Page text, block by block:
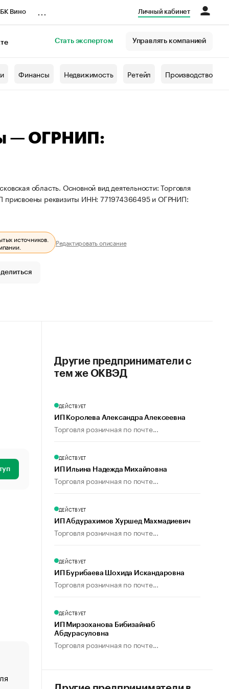
Вино Личный кабинет
Стать экспертом Управлять компанией
Финансы Недвижимость Ретейл Производство
— ОГРНИП:
область. Основной вид деятельности: Торговля
присвоены реквизиты ИНН: 771974366495 и ОГРНИП:
источников.
Редактировать описание
Другие предприниматели с
тем же ОКВЭД
ДЕЙСТВУЕТ
ИП Королева Александра Алексеевна
Торговля розничная по почте...
ДЕЙСТВУЕТ
ИП Ильина Надежда Михайловна
Торговля розничная по почте...
ДЕЙСТВУЕТ
ИП Абдурахимов Хуршед Махмадиевич
Торговля розничная по почте...
ДЕЙСТВУЕТ
ИП Бурибаева Шохида Искандаровна
Торговля розничная по почте...
ДЕЙСТВУЕТ
ИП Мирзоханова Бибизайнаб
Абдурасуловна
Торговля розничная по почте...